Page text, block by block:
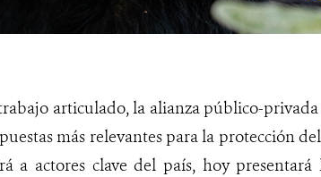
articulado, la alianza público-privada
más relevantes para la protección
a actores clave del país, hoy